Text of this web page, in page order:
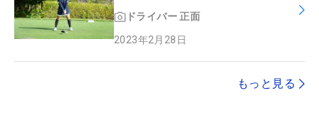
ドライバー 正面
2023年2月28日
もっと見る